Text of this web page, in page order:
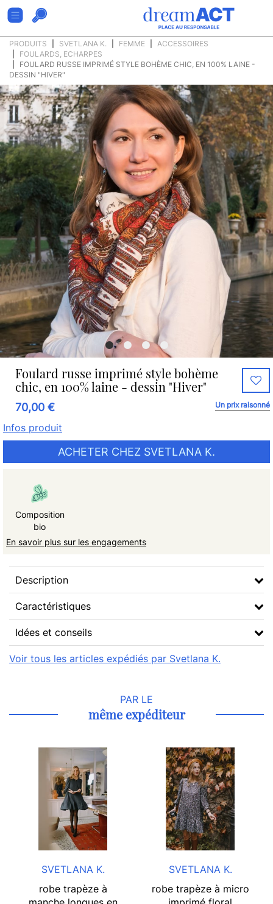
PRODUITS SVETLANA K. FEMME
ACCESSOIRES
FOULARDS, ECHARPES
FOULARD RUSSE IMPRIMÉ STYLE BOHÈME CHIC, EN 100% LAINE -
DESSIN "HIVER"
Foulard russe imprimé style bohème
chic, en 100% laine - dessin "Hiver"
70,00 € Un prix raisonné
Infos produit
ACHETER CHEZ SVETLANA K.
Composition
bio
En savoir plus sur les engagements
Description
Caractéristiques
Idées et conseils
Voir tous les articles expédiés par Svetlana K.
PAR LE
même expéditeur
SVETLANA K.
robe trapèze à
SVETLANA K.
robe trapèze à micro